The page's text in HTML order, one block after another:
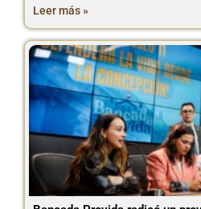
Leer más »